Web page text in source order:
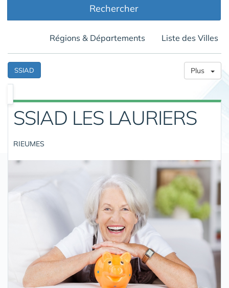
Rechercher
Régions & Départements Liste des Villes
SSIAD Plus
SSIAD LES LAURIERS
RIEUMES